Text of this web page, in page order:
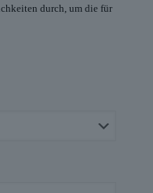
durch, um die für